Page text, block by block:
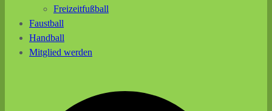
Freizeitfußball
Faustball
Handball
Mitglied werden